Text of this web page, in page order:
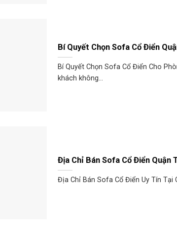
Bí Quyết Chọn Sofa Cổ Điển
Bí Quyết Chọn Sofa Cổ Điển Cho
khách không...
Địa Chỉ Bán Sofa Cổ Điển Quận
Địa Chỉ Bán Sofa Cổ Điển Uy Tín Tại